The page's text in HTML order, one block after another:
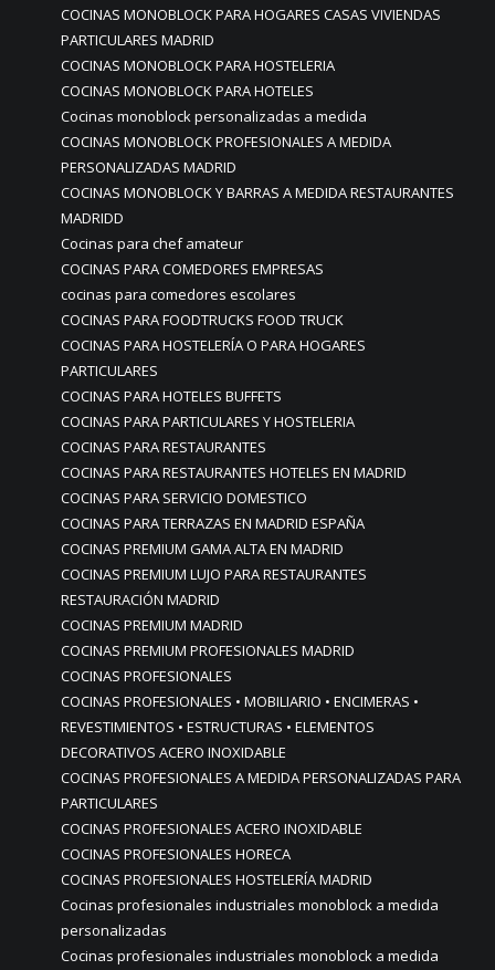
COCINAS MONOBLOCK PARA HOGARES CASAS VIVIENDAS
PARTICULARES MADRID
COCINAS MONOBLOCK PARA HOSTELERIA
COCINAS MONOBLOCK PARA HOTELES
Cocinas monoblock personalizadas a medida
COCINAS MONOBLOCK PROFESIONALES A MEDIDA
PERSONALIZADAS MADRID
COCINAS MONOBLOCK Y BARRAS A MEDIDA RESTAURANTES
MADRIDD
Cocinas para chef amateur
COCINAS PARA COMEDORES EMPRESAS
cocinas para comedores escolares
COCINAS PARA FOODTRUCKS FOOD TRUCK
COCINAS PARA HOSTELERÍA O PARA HOGARES
PARTICULARES
COCINAS PARA HOTELES BUFFETS
COCINAS PARA PARTICULARES Y HOSTELERIA
COCINAS PARA RESTAURANTES
COCINAS PARA RESTAURANTES HOTELES EN MADRID
COCINAS PARA SERVICIO DOMESTICO
COCINAS PARA TERRAZAS EN MADRID ESPAÑA
COCINAS PREMIUM GAMA ALTA EN MADRID
COCINAS PREMIUM LUJO PARA RESTAURANTES
RESTAURACIÓN MADRID
COCINAS PREMIUM MADRID
COCINAS PREMIUM PROFESIONALES MADRID
COCINAS PROFESIONALES
COCINAS PROFESIONALES • MOBILIARIO • ENCIMERAS •
REVESTIMIENTOS • ESTRUCTURAS • ELEMENTOS
DECORATIVOS ACERO INOXIDABLE
COCINAS PROFESIONALES A MEDIDA PERSONALIZADAS PARA
PARTICULARES
COCINAS PROFESIONALES ACERO INOXIDABLE
COCINAS PROFESIONALES HORECA
COCINAS PROFESIONALES HOSTELERÍA MADRID
Cocinas profesionales industriales monoblock a medida
personalizadas
Cocinas profesionales industriales monoblock a medida